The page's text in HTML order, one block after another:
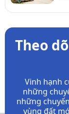
Theo
Vinh hạnh
những
những
vùng đất